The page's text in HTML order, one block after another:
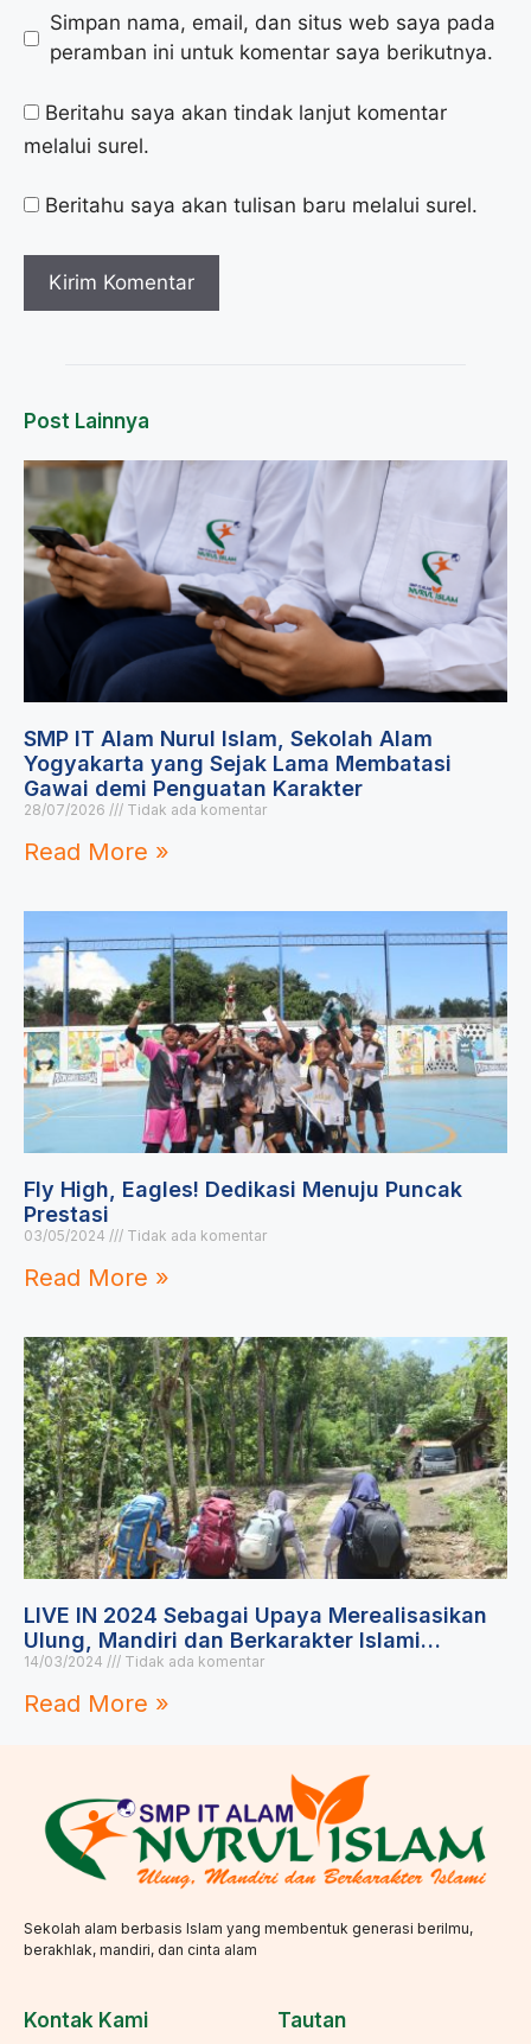
Simpan nama, email, dan situs web saya pada
peramban ini untuk komentar saya berikutnya.
Beritahu saya akan tindak lanjut komentar
melalui surel.
Beritahu saya akan tulisan baru melalui surel.
Post Lainnya
SMP IT Alam Nurul Islam, Sekolah Alam
Yogyakarta yang Sejak Lama Membatasi
Gawai demi Penguatan Karakter
28/07/2026 Tidak ada komentar
Read More »
Fly High, Eagles! Dedikasi Menuju Puncak
Prestasi
03/05/2024 Tidak ada komentar
Read More »
LIVE IN 2024 Sebagai Upaya Merealisasikan
Ulung, Mandiri dan Berkarakter Islami…
14/03/2024 Tidak ada komentar
Read More »
Sekolah alam berbasis Islam yang membentuk generasi berilmu,
berakhlak, mandiri, dan cinta alam
Kontak Kami Tautan